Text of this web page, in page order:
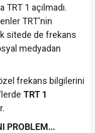
1 açılmadı.
TRT'nin
sitede de frekans
medyadan
frekans bilgilerini
TRT 1
PROBLEM…